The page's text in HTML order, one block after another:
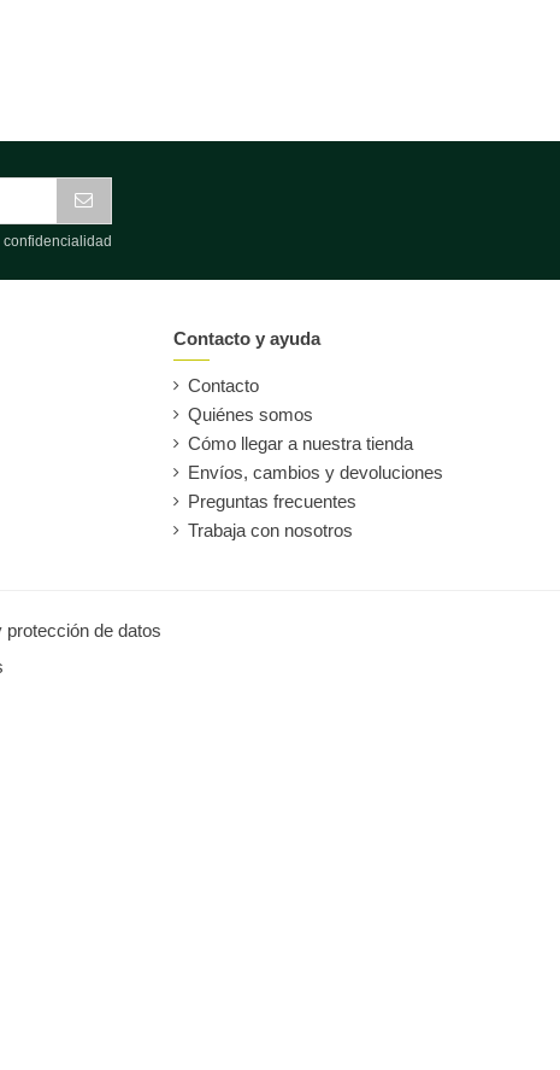
Contacto y ayuda
Contacto
Quiénes somos
Cómo llegar a nuestra tienda
Envíos, cambios y devoluciones
Preguntas frecuentes
Trabaja con nosotros
de datos